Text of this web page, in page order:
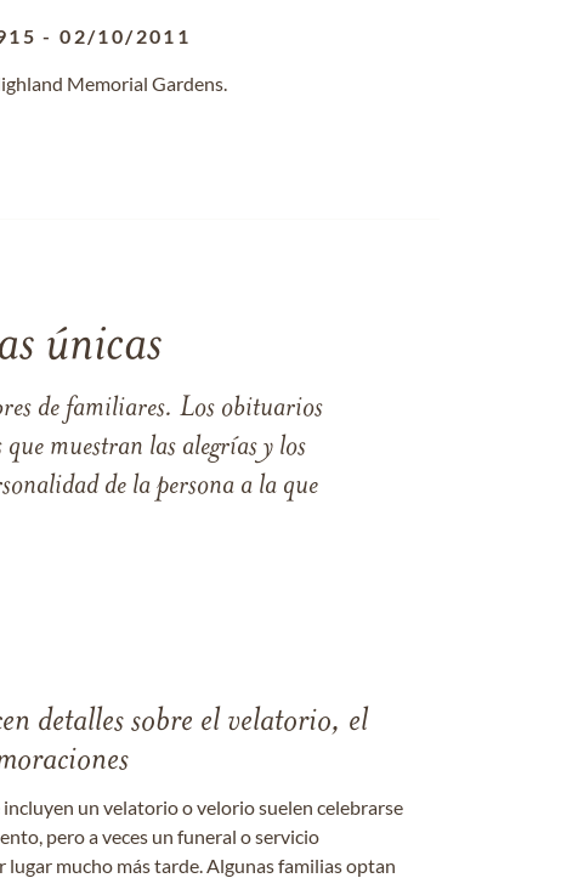
-02/10/2011
Memorial Gardens.
únicas
de familiares. Los obituarios
muestran las alegrías y los
de la persona a la que
detalles sobre el velatorio, el
un velatorio o velorio suelen celebrarse
pero a veces un funeral o servicio
mucho más tarde. Algunas familias optan